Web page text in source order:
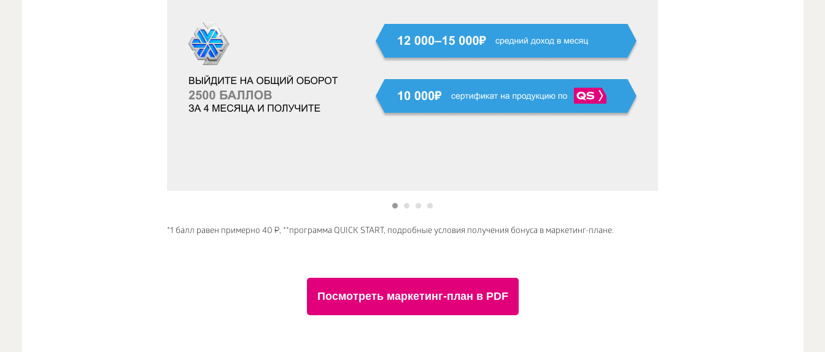
*1 балл равен примерно 40 ₽, **программа QUICK START, подробные условия получения бонуса в маркетинг-плане.
Посмотреть маркетинг-план в PDF